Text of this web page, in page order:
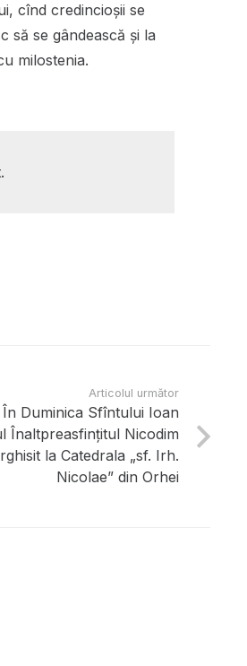
cînd credincioșii se
să se gândească și la
milostenia.
Articolul următor
În Duminica Sfîntului Ioan
Înaltpreasfințitul Nicodim
la Catedrala „sf. Irh.
Nicolae” din Orhei